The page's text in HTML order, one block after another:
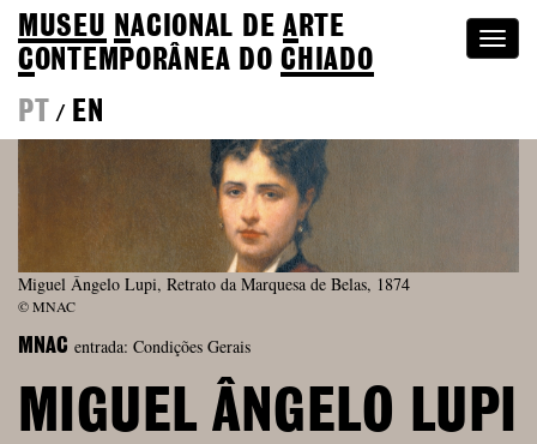
MUSEU NACIONAL DEA RTE
CONTEMPORÂNEA DOCHIADO
PT
/ EN
Miguel Ângelo Lupi, Retrato da Marquesa de Belas, 1874
© MNAC
MNAC entrada: Condições Gerais
MIGUEL ÂNGELO LUPI